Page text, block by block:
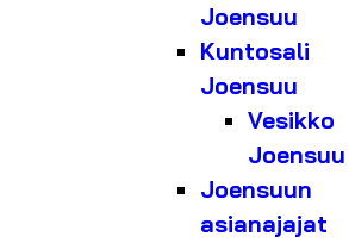
Joensuu
Kuntosali
Joensuu
Vesikko
Joensuu
Joensuun
asianajajat